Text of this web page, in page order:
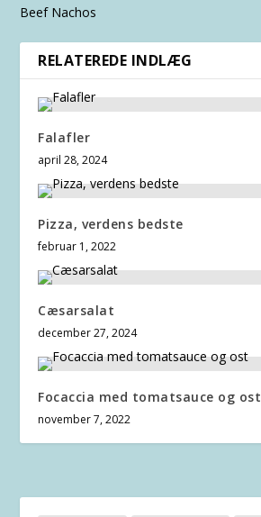
Beef Nachos
RELATEREDE INDLÆG
Falafler
april 28, 2024
Pizza, verdens bedste
februar 1, 2022
Cæsarsalat
december 27, 2024
Focaccia med tomatsauce og ost
november 7, 2022